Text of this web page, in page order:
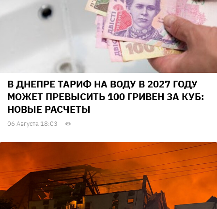
В ДНЕПРЕ ТАРИФ НА ВОДУ В 2027 ГОДУ
МОЖЕТ ПРЕВЫСИТЬ 100 ГРИВЕН ЗА КУБ:
НОВЫЕ РАСЧЕТЫ
06 Августа 18:03